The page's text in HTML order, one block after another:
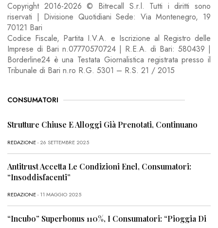
Copyright 2016-2026 © Bitrecall S.r.l. Tutti i diritti sono
riservati | Divisione Quotidiani Sede: Via Montenegro, 19
70121 Bari
Codice Fiscale, Partita I.V.A. e Iscrizione al Registro delle
Imprese di Bari n.07770570724 | R.E.A. di Bari: 580439 |
Borderline24 è una Testata Giornalistica registrata presso il
Tribunale di Bari n.ro R.G. 5301 – R.S. 21 / 2015
CONSUMATORI
Strutture Chiuse E Alloggi Già Prenotati, Continuano
REDAZIONE- 26 SETTEMBRE 2025
Antitrust Accetta Le Condizioni Enel, Consumatori:
“Insoddisfacenti”
REDAZIONE- 11 MAGGIO 2025
“Incubo” Superbonus 110%, I Consumatori: “Pioggia Di